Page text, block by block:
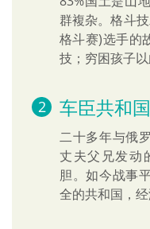
群複杂。格斗
格斗赛)选手的
技；穷困孩子以
车臣共和国
二十多年与俄
丈夫父兄发动
胆。如今战事
全的共和国，经